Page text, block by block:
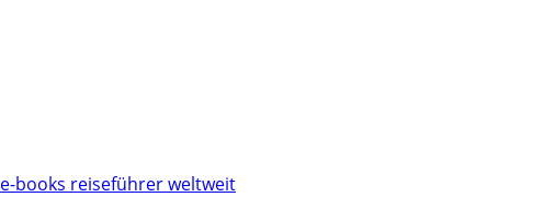
e-books reiseführer weltweit